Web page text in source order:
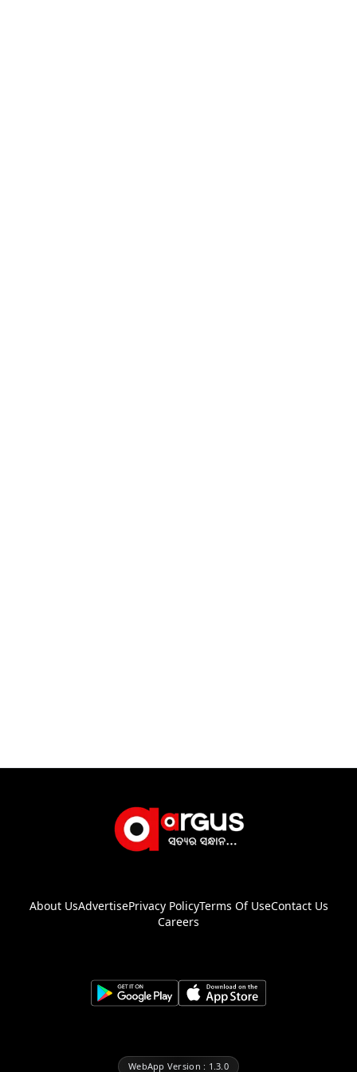
About UsAdvertisePrivacy PolicyTerms Of UseContact Us
Careers
WebApp Version : 1.3.0